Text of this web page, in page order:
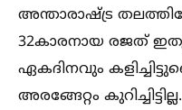
അന്താരാഷ്ട്ര
32കാരനായ രജത്
ഏകദിനവും
അരങ്ങേറ്റം കുറിച്ചിട്ടില്ല.